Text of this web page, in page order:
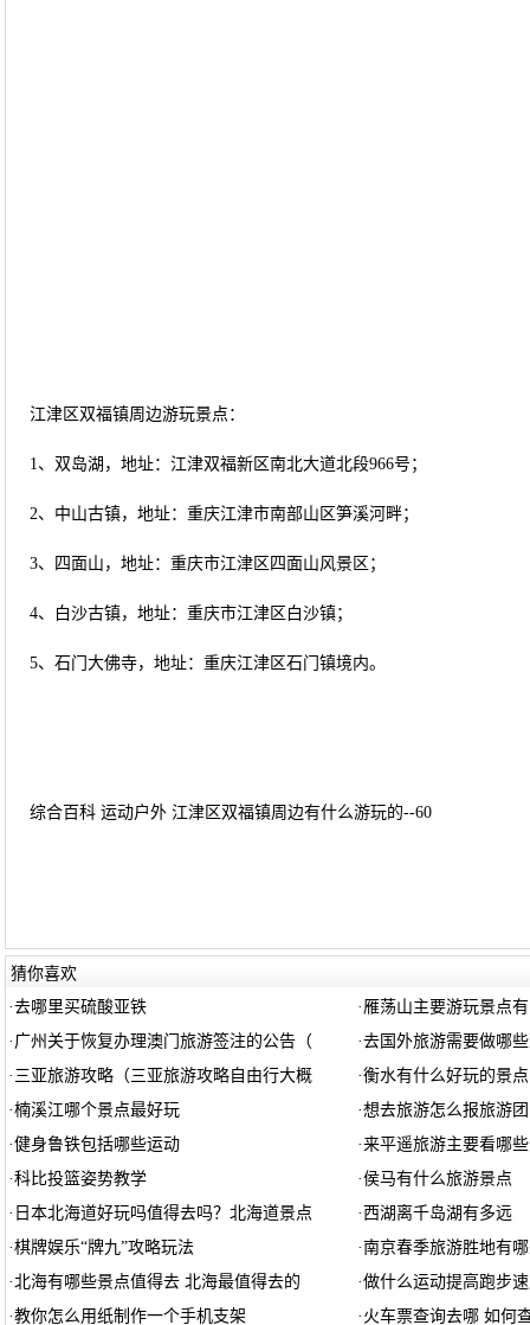
江津区双福镇周边游玩景点：
1、双岛湖，地址：江津双福新区南北大道北段966号；
2、中山古镇，地址：重庆江津市南部山区笋溪河畔；
3、四面山，地址：重庆市江津区四面山风景区；
4、白沙古镇，地址：重庆市江津区白沙镇；
5、石门大佛寺，地址：重庆江津区石门镇境内。
综合百科 运动户外 江津区双福镇周边有什么游玩的--60
猜你喜欢
·去哪里买硫酸亚铁 · 雁荡山主要游玩景点
· 广州关于恢复办理澳门旅游签注的公告（ ·去国外旅游需要做哪
· 三亚旅游攻略（三亚旅游攻略自由行大概 ·衡水有什么好玩的景点
·楠溪江哪个景点最好玩 ·想去旅游怎么报旅游团
·健身鲁铁包括哪些运动 ·来平遥旅游主要看哪
·科比投篮姿势教学 ·侯马有什么旅游景点
· 日本北海道好玩吗值得去吗？北海道景点 · 西湖离千岛湖有多远
·棋牌娱乐“牌九”攻略玩法 ·南京春季旅游胜地有
·北海有哪些景点值得去 北海最值得去的 ·做什么运动提高跑步
·教你怎么用纸制作一个手机支架 · 火车票查询去哪 如何